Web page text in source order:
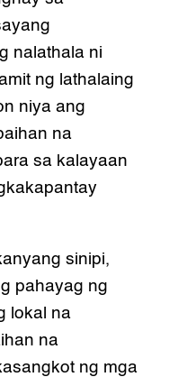
nalathala ni
ng lathalaing
niya ang
na
sa kalayaan
sinipi,
pahayag ng
lokal na
na
ng mga